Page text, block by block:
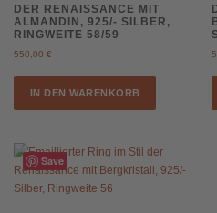
DER RENAISSANCE MIT
ALMANDIN, 925/- SILBER,
RINGWEITE 58/59
550,00 €
IN DEN WARENKORB
Save